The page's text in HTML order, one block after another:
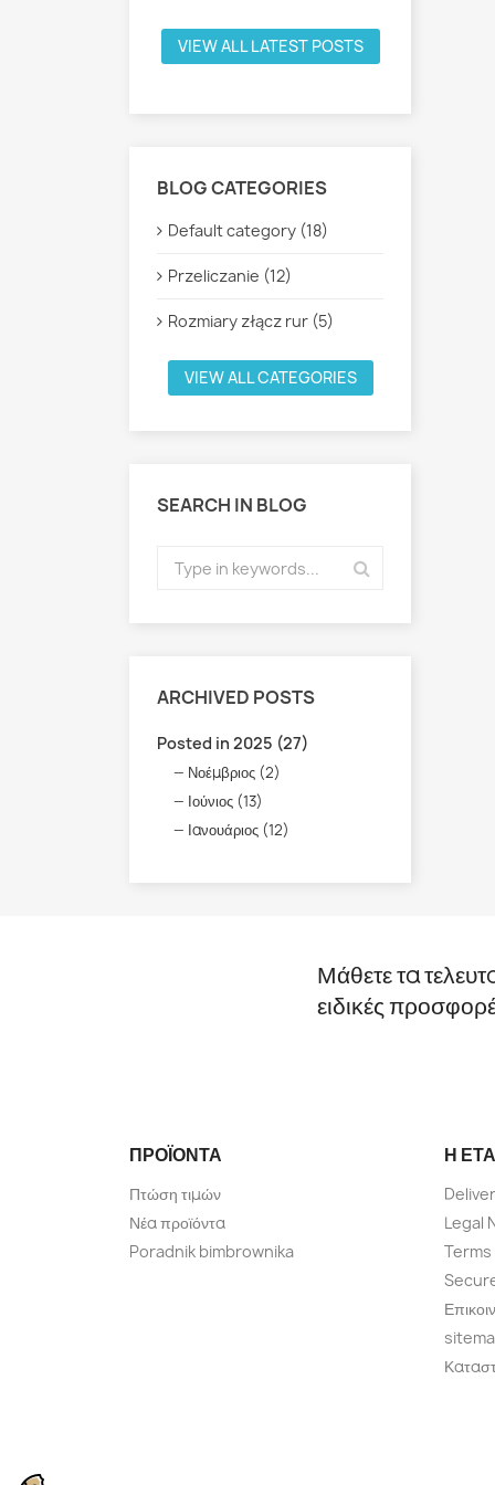
VIEW ALL LATEST POSTS
BLOG CATEGORIES
Default category (18)
Przeliczanie (12)
Rozmiary złącz rur (5)
VIEW ALL CATEGORIES
SEARCH IN BLOG
ARCHIVED POSTS
Posted in 2025 (27)
Νοέμβριος (2)
Ιούνιος (13)
Ιανουάριος (12)
Μάθετε τα
ειδικές
ΠΡΟΪΌΝΤΑ
Πτώση τιμών
Νέα προϊόντα
Poradnik bimbrownika
Η
Legal